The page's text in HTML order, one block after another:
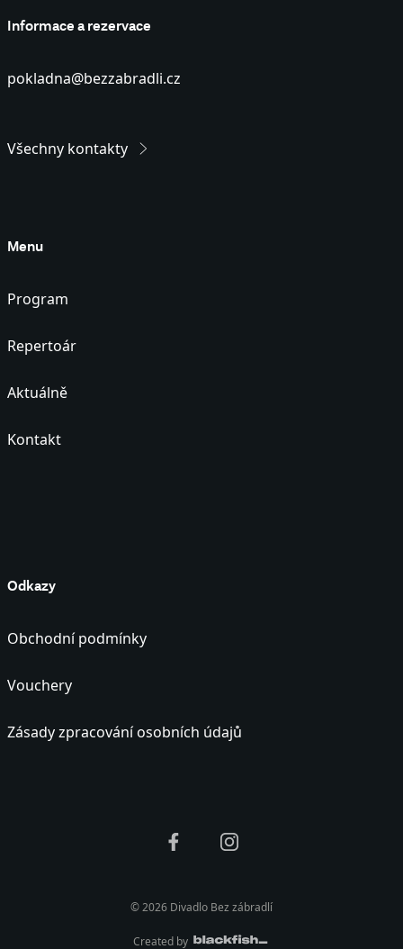
Informace a rezervace
pokladna@bezzabradli.cz
Všechny kontakty
Menu
Program
Repertoár
Aktuálně
Kontakt
Odkazy
Obchodní podmínky
Vouchery
Zásady zpracování osobních údajů
© 2026 Divadlo Bez zábradlí
Created by